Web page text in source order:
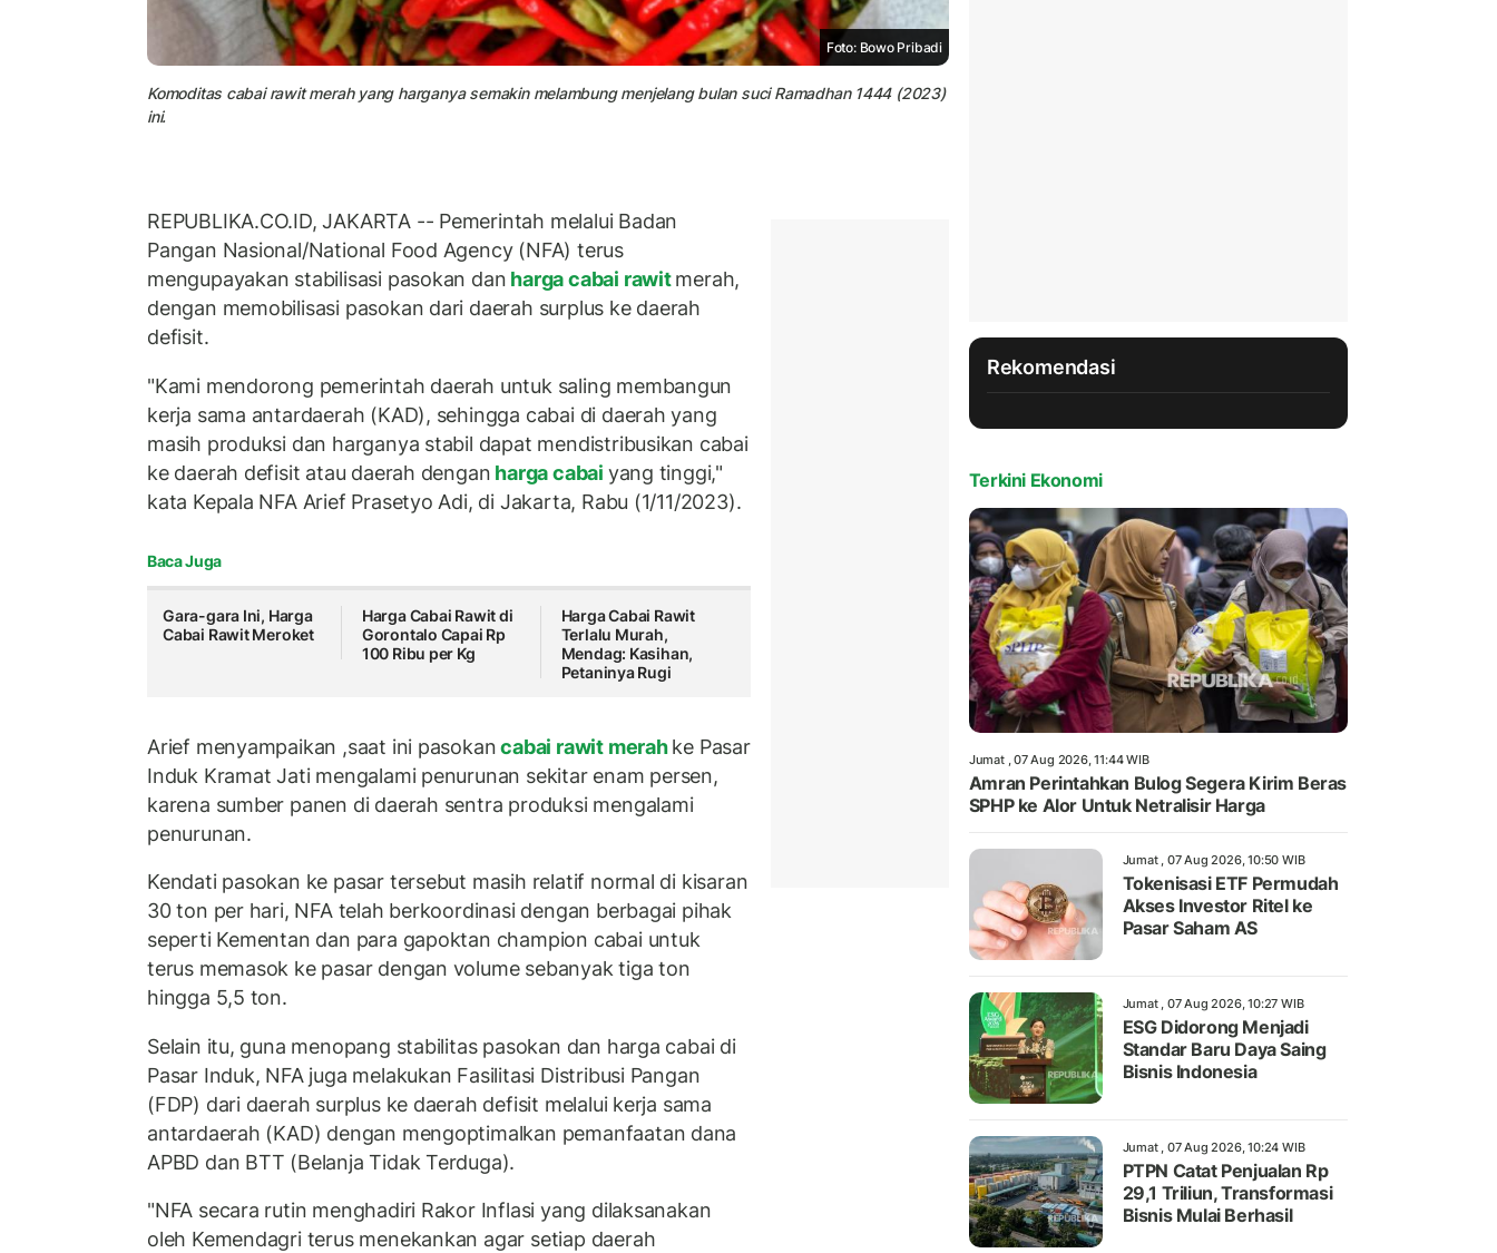
Foto: Bowo Pribadi
Komoditas cabai rawit merah yang harganya semakin melambung menjelang bulan suci Ramadhan 1444 (2023)
ini.
REPUBLIKA.CO.ID, JAKARTA -- Pemerintah melalui Badan
Pangan Nasional/National Food Agency (NFA) terus
mengupayakan stabilisasi pasokan dan harga cabai rawitmerah,
dengan memobilisasi pasokan dari daerah surplus ke daerah
defisit.
"Kami mendorong pemerintah daerah untuk saling membangun
kerja sama antardaerah (KAD), sehingga cabai di daerah yang
masih produksi dan harganya stabil dapat mendistribusikan cabai
ke daerah defisit atau daerah dengan harga cabai yang tinggi,"
kata Kepala NFA Arief Prasetyo Adi, di Jakarta, Rabu (1/11/2023).
Baca Juga
Gara-gara Ini, Harga
Cabai Rawit Meroket
Harga Cabai Rawit di
Gorontalo Capai Rp
100 Ribu per Kg
Harga Cabai Rawit
Terlalu Murah,
Mendag: Kasihan,
Petaninya Rugi
Arief menyampaikan ,saat ini pasokancabai rawit merahke Pasar
Induk Kramat Jati mengalami penurunan sekitar enam persen,
karena sumber panen di daerah sentra produksi mengalami
penurunan.
Kendati pasokan ke pasar tersebut masih relatif normal di kisaran
30 ton per hari, NFA telah berkoordinasi dengan berbagai pihak
seperti Kementan dan para gapoktan champion cabai untuk
terus memasok ke pasar dengan volume sebanyak tiga ton
hingga 5,5 ton.
Selain itu, guna menopang stabilitas pasokan dan harga cabai di
Pasar Induk, NFA juga melakukan Fasilitasi Distribusi Pangan
(FDP) dari daerah surplus ke daerah defisit melalui kerja sama
antardaerah (KAD) dengan mengoptimalkan pemanfaatan dana
APBD dan BTT (Belanja Tidak Terduga).
"NFA secara rutin menghadiri Rakor Inflasi yang dilaksanakan
oleh Kemendagri terus menekankan agar setiap daerah
Rekomendasi
Terkini Ekonomi
Jumat , 07 Aug 2026, 11:44 WIB
Amran Perintahkan Bulog Segera Kirim Beras
SPHP ke Alor Untuk Netralisir Harga
Jumat , 07 Aug 2026, 10:50 WIB
Tokenisasi ETF Permudah
Akses Investor Ritel ke
Pasar Saham AS
Jumat , 07 Aug 2026, 10:27 WIB
ESG Didorong Menjadi
Standar Baru Daya Saing
Bisnis Indonesia
Jumat , 07 Aug 2026, 10:24 WIB
PTPN Catat Penjualan Rp
29,1 Triliun, Transformasi
Bisnis Mulai Berhasil